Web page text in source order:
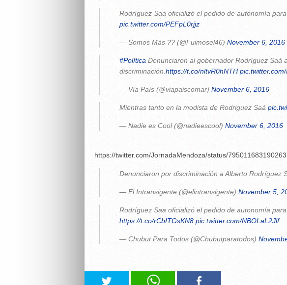
Rodríguez Saa oficializó el pedido de autonomía
pic.twitter.com/PEFpL0rjjz
— Somos Más ?? (@Fuimosel46) November 6, 2016
#PolíticaDenunciaron al gobernador Rodríguez Saá
discriminación.https://t.co/nltvR0hNTH
— Vía País (@viapaiscomar) November 6, 2016
Mientras tanto en la modista de Rodriguez Saá
— Nadie es Cool (@nadieescool) November 6, 2016
https://twitter.com/JornadaMendoza/status/
Denunciaron por discriminación a Alberto Rodríguez
— El Intransigente (@elintransigente) November 5,
Rodríguez Saa oficializó el pedido de autonomía
https://t.co/rCbITGsKN8 pic.twitter.com/NBOLaL2Jlf
— Chubut Para Todos (@Chubutparatodos)